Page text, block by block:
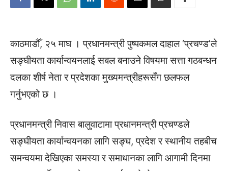
काठमाडौँ, २५ माघ । प्रधानमन्त्री पुष्पकमल दाहाल ‘प्रचण्ड’ले
सङ्घीयता कार्यान्वयनलाई सबल बनाउने विषयमा सत्ता गठबन्धन
दलका शीर्ष नेता र प्रदेशका मुख्यमन्त्रीहरूसँग छलफल
गर्नुभएको छ ।
प्रधानमन्त्री निवास बालुवाटामा प्रधानमन्त्री प्रचण्डले
सङ्घीयता कार्यान्वयनका लागि सङ्घ, प्रदेश र स्थानीय तहबीच
समन्वयमा देखिएका समस्या र समाधानका लागि आगामी दिनमा